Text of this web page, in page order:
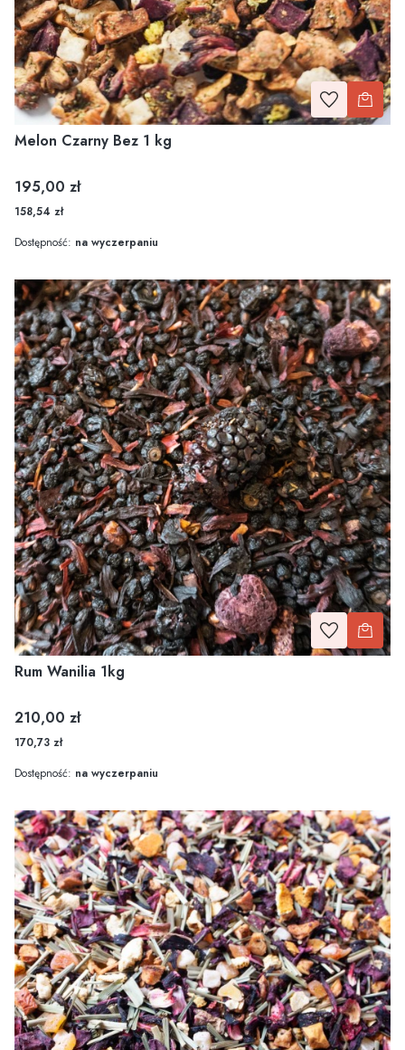
Melon Czarny Bez 1 kg
Cena
195,00 zł
158,54 zł
Dostępność: na wyczerpaniu
Rum Wanilia 1kg
Cena
210,00 zł
170,73 zł
Dostępność: na wyczerpaniu